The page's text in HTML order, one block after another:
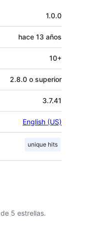
1.0.0
hace 13 años
10+
2.8.0 o superior
3.7.41
English (US)
unique hits
de 5 estrellas.